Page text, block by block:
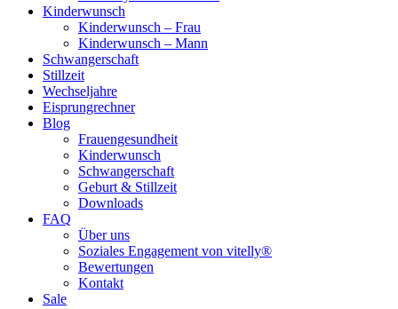
Kinderwunsch
Kinderwunsch – Frau
Kinderwunsch – Mann
Schwangerschaft
Stillzeit
Wechseljahre
Eisprungrechner
Blog
Frauengesundheit
Kinderwunsch
Schwangerschaft
Geburt & Stillzeit
Downloads
FAQ
Über uns
Soziales Engagement von vitelly®
Bewertungen
Kontakt
Sale